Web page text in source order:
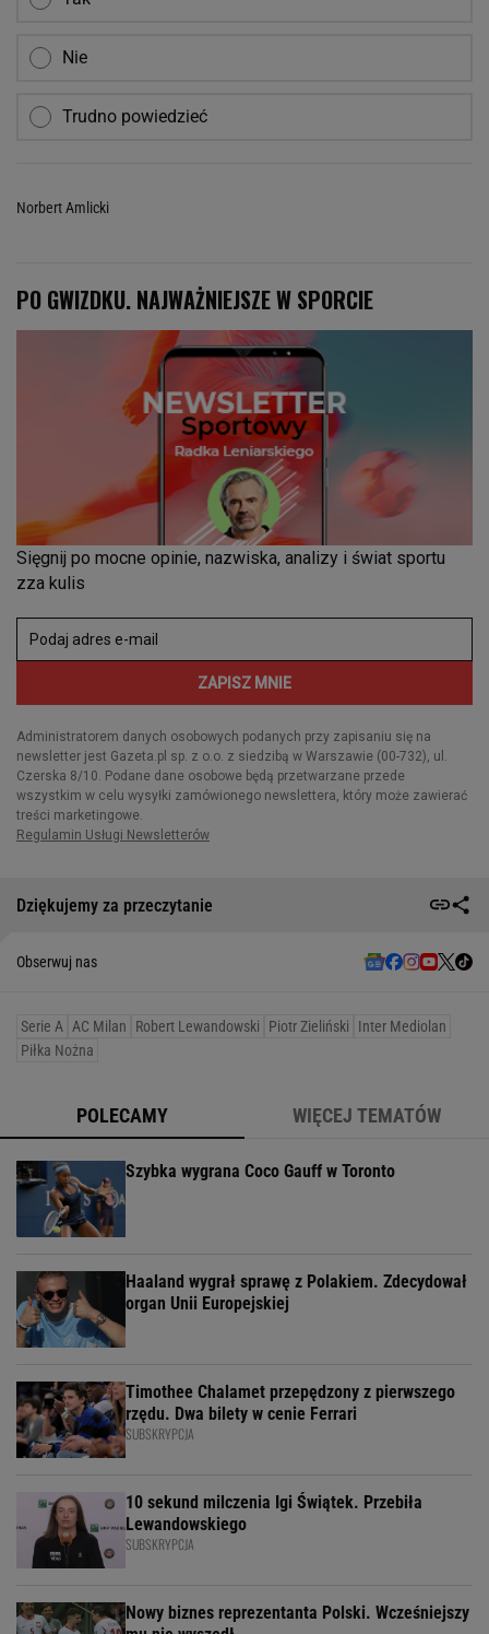
Nie
Trudno powiedzieć
Norbert Amlicki
Dziękujemy za przeczytanie
Obserwuj nas
Serie A AC Milan Robert Lewandowski Piotr Zieliński
Inter Mediolan
Piłka Nożna
POLECAMY WIĘCEJ TEMATÓW
Szybka wygrana Coco Gauff w Toronto
Haaland wygrał sprawę z Polakiem. Zdecydował
organ Unii Europejskiej
Timothee Chalamet przepędzony z pierwszego
rzędu. Dwa bilety w cenie Ferrari
SUBSKRYPCJA
10 sekund milczenia Igi Świątek. Przebiła
Lewandowskiego
SUBSKRYPCJA
Nowy biznes reprezentanta Polski. Wcześniejszy